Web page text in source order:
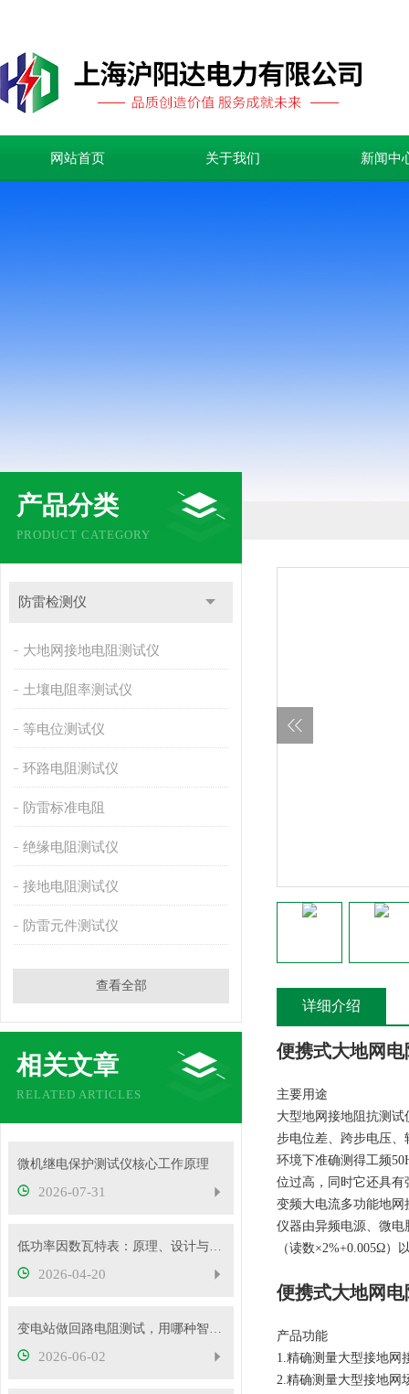
网站首页 关于我们 新闻中
产品分类
PRODUCT CATEGORY
防雷检测仪
大地网接地电阻测试仪
土壤电阻率测试仪
等电位测试仪
环路电阻测试仪
防雷标准电阻
绝缘电阻测试仪
接地电阻测试仪
防雷元件测试仪
查看全部
相关文章
RELATED ARTICLES
微机继电保护测试仪核心工作原理
2026-07-31
低功率因数瓦特表：原理、设计与应用
2026-04-20
变电站做回路电阻测试，用哪种智能测试仪更靠谱？
2026-06-02
详细介绍
便携式大地网
主要用途
大型地网接地阻抗测
步电位差、跨步电压
环境下准确测得工频
位过高，同时它还具
变频大电流多功能地
仪器由异频电源、微
（读数×2%+0.005Ω
便携式大地网
产品功能
1.精确测量大型接地网
2.精确测量大型接地网